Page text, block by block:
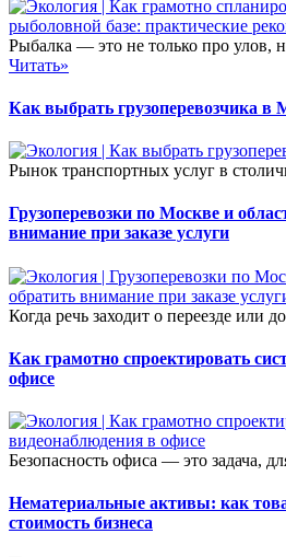
Рыбалка — это не только про улов,
Читать»
Как выбрать грузоперевозчика
Рынок транспортных услуг в
Грузоперевозки по Москве и
внимание при заказе услуги
Когда речь заходит о переезде или
Как грамотно спроектировать
офисе
Безопасность офиса — это задача,
Нематериальные активы: как
стоимость бизнеса